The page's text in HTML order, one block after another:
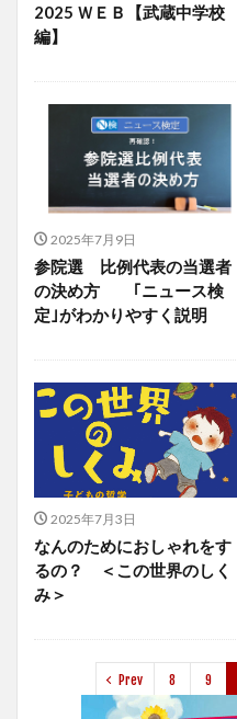
2025 ＷＥＢ【武蔵中学校
編】
2025年7月9日
参院選 比例代表の当選者
の決め方 ｢ニュース検
定｣がわかりやすく説明
2025年7月3日
なんのためにおしゃれをす
るの？ ＜この世界のしく
み＞
Prev 8 9